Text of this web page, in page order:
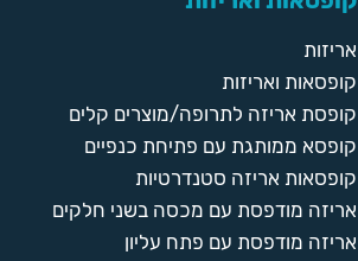
אריזות
קופסאות ואריזות
קופסת אריזה לתרופה/מוצרים קלים
קופסא ממותגת עם פתיחת כנפיים
קופסאות אריזה סטנדרטיות
אריזה מודפסת עם מכסה בשני חלקים
אריזה מודפסת עם פתח עליון